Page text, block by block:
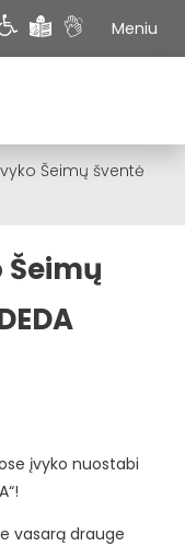
Meniu
Šeimų šventė
įvyko nuostabi
vasarą drauge